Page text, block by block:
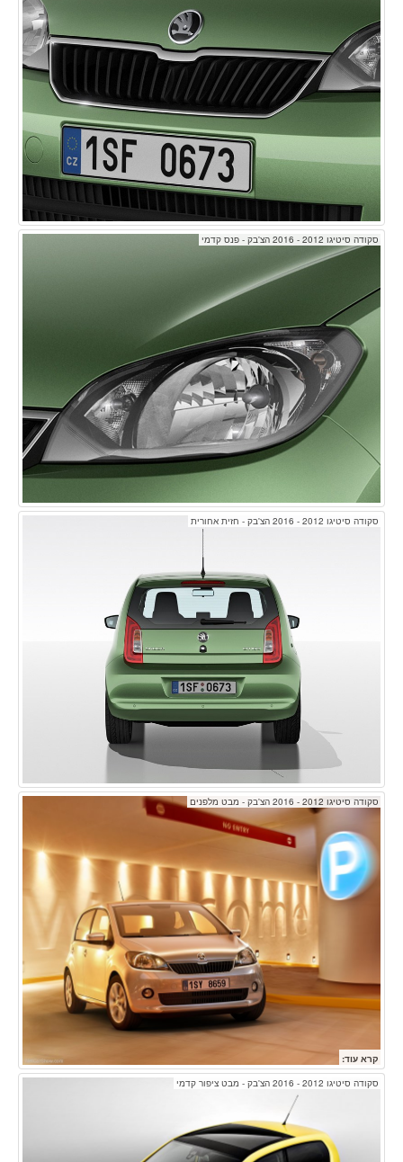
סקודה סיטיגו 2012 - 2016 הצ'בק - פנס קדמי
סקודה סיטיגו 2012 - 2016 הצ'בק - חזית אחורית
סקודה סיטיגו 2012 - 2016 הצ'בק - מבט מלפנים
קרא עוד:
סקודה סיטיגו 2012 - 2016 הצ'בק - מבט ציפור קדמי